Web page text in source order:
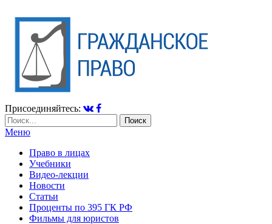
Присоединяйтесь:
Меню
Право в лицах
Учебники
Видео-лекции
Новости
Статьи
Проценты по 395 ГК РФ
Фильмы для юристов